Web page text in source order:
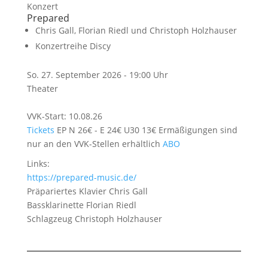
Konzert
Prepared
Chris Gall, Florian Riedl und Christoph Holzhauser
Konzertreihe Discy
So. 27. September 2026 - 19:00 Uhr
Theater
VVK-Start: 10.08.26
Tickets EP N 26€ - E 24€ U30 13€ Ermäßigungen sind
nur an den VVK-Stellen erhältlich ABO
Links:
https://prepared-music.de/
Präpariertes Klavier Chris Gall
Bassklarinette Florian Riedl
Schlagzeug Christoph Holzhauser